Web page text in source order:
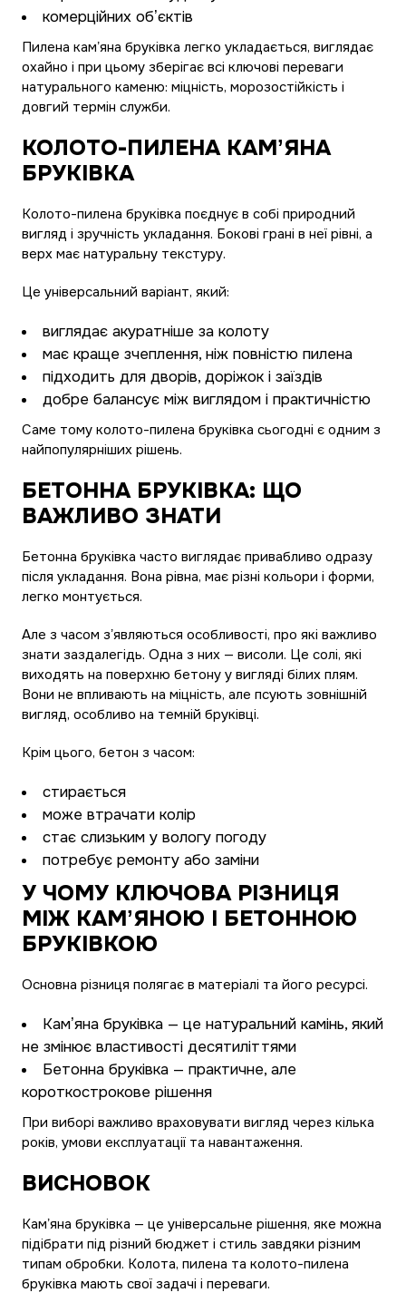
комерційних обʼєктів
Пилена камʼяна бруківка легко укладається, виглядає
охайно і при цьому зберігає всі ключові переваги
натурального каменю: міцність, морозостійкість і
довгий термін служби.
КОЛОТО-ПИЛЕНА КАМʼЯНА
БРУКІВКА
Колото-пилена бруківка поєднує в собі природний
вигляд і зручність укладання. Бокові грані в неї рівні, а
верх має натуральну текстуру.
Це універсальний варіант, який:
виглядає акуратніше за колоту
має краще зчеплення, ніж повністю пилена
підходить для дворів, доріжок і заїздів
добре балансує між виглядом і практичністю
Саме тому колото-пилена бруківка сьогодні є одним з
найпопулярніших рішень.
БЕТОННА БРУКІВКА: ЩО
ВАЖЛИВО ЗНАТИ
Бетонна бруківка часто виглядає привабливо одразу
після укладання. Вона рівна, має різні кольори і форми,
легко монтується.
Але з часом зʼявляються особливості, про які важливо
знати заздалегідь. Одна з них — висоли. Це солі, які
виходять на поверхню бетону у вигляді білих плям.
Вони не впливають на міцність, але псують зовнішній
вигляд, особливо на темній бруківці.
Крім цього, бетон з часом:
стирається
може втрачати колір
стає слизьким у вологу погоду
потребує ремонту або заміни
У ЧОМУ КЛЮЧОВА РІЗНИЦЯ
МІЖ КАМʼЯНОЮ І БЕТОННОЮ
БРУКІВКОЮ
Основна різниця полягає в матеріалі та його ресурсі.
Камʼяна бруківка — це натуральний камінь, який
не змінює властивості десятиліттями
Бетонна бруківка — практичне, але
короткострокове рішення
При виборі важливо враховувати вигляд через кілька
років, умови експлуатації та навантаження.
ВИСНОВОК
Камʼяна бруківка — це універсальне рішення, яке можна
підібрати під різний бюджет і стиль завдяки різним
типам обробки. Колота, пилена та колото-пилена
бруківка мають свої задачі і переваги.